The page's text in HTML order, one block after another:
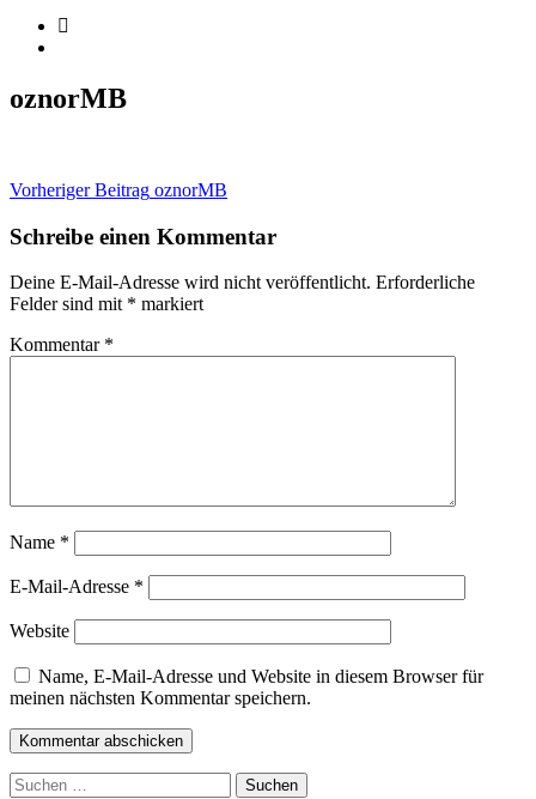
oznorMB
Beitragsnavigation
Vorheriger Beitrag oznorMB
Schreibe einen Kommentar
Deine E-Mail-Adresse wird nicht veröffentlicht. Erforderliche
Felder sind mit * markiert
Kommentar *
Name *
E-Mail-Adresse *
Website
Name, E-Mail-Adresse und Website in diesem Browser für
meinen nächsten Kommentar speichern.
Kommentar abschicken
Suchen